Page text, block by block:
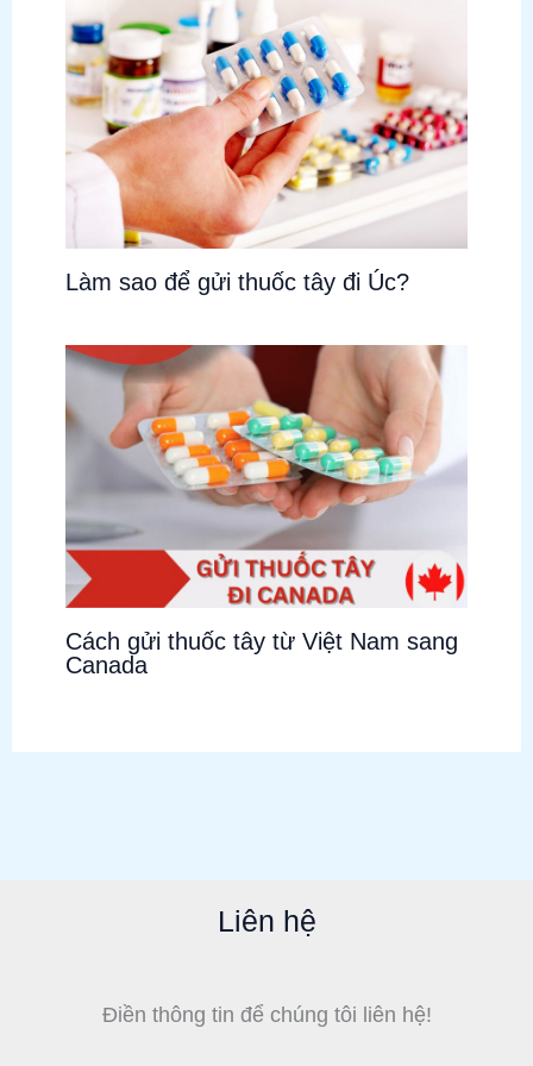
Làm sao để gửi thuốc tây đi Úc?
Cách gửi thuốc tây từ Việt Nam sang
Canada
Liên hệ
Điền thông tin để chúng tôi liên hệ!